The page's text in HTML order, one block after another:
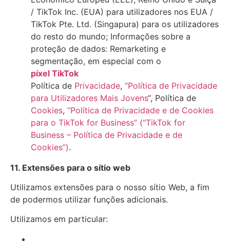
/ TikTok Inc. (EUA) para utilizadores nos EUA /
TikTok Pte. Ltd. (Singapura) para os utilizadores
do resto do mundo; Informações sobre a
proteção de dados: Remarketing e
segmentação, em especial com o
píxel TikTok
Política de Privacidade, “Política de Privacidade
para Utilizadores Mais Jovens“, Política de
Cookies, “Política de Privacidade e de Cookies
para o TikTok for Business” (“TikTok for
Business – Política de Privacidade e de
Cookies”).
11. Extensões para o sítio web
Utilizamos extensões para o nosso sítio Web, a fim
de podermos utilizar funções adicionais.
Utilizamos em particular: